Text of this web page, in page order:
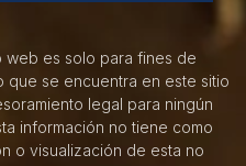
web es solo para fines de
que se encuentra en este sitio
legal para ningún
información no tiene como
o visualización de esta no